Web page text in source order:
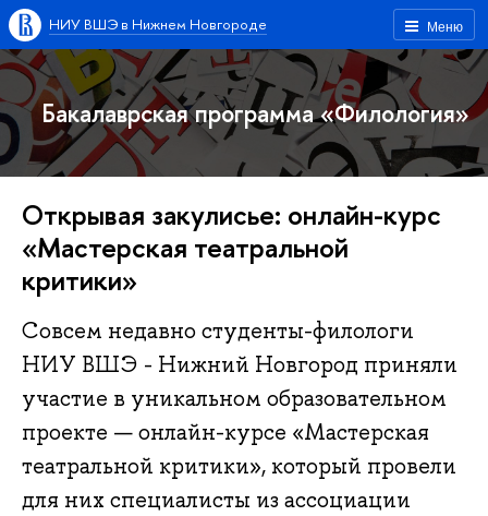
Меню
НИУ ВШЭ в Нижнем Новгороде
Бакалаврская программа «Филология»
Открывая закулисье: онлайн-курс
«Мастерская театральной
критики»
Совсем недавно студенты-филологи
НИУ ВШЭ - Нижний Новгород приняли
участие в уникальном образовательном
проекте — онлайн-курсе «Мастерская
театральной критики», который провели
для них специалисты из ассоциации